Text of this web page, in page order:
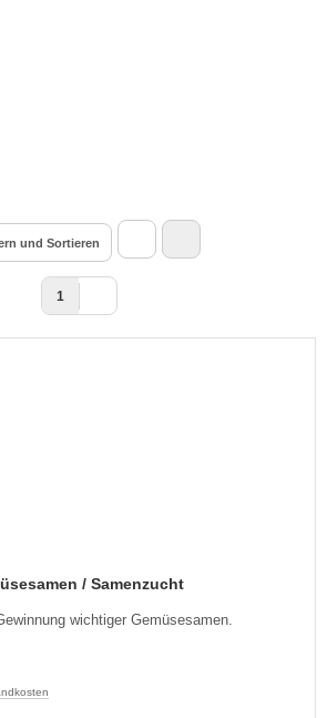
und Sortieren
1
/ Samenzucht
wichtiger Gemüsesamen.